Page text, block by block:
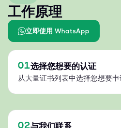
工作原理
立即使用 WhatsApp
01选择您想要的认证
从大量证书列表中选择您想要申
02与我们联系